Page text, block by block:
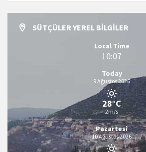
SÜTÇÜLER YEREL BILGILER
Local Time
10:07
Today
9 Ağustos 2026
28°C
2m/s
Pazartesi
10 Ağustos 2026